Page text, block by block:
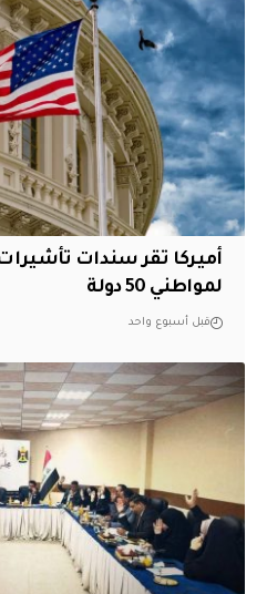
لمواطني 50 دولة
قبل أسبوع واحد